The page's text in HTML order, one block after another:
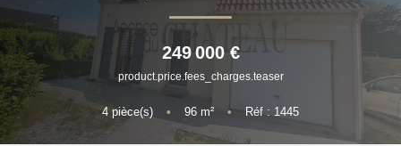
LOUER
Estimer
249 000 €
product.price.fees_charges.teaser
4 pièce(s) • 96 m² • Réf : 1445